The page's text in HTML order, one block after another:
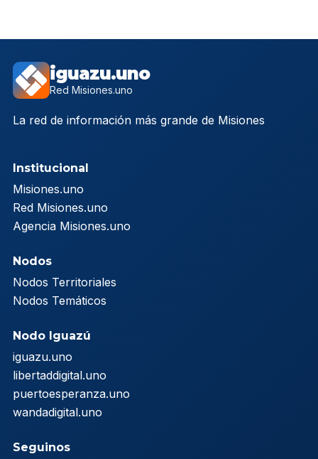
iguazu.uno
Red Misiones.uno
La red de información más grande de Misiones
Institucional
Misiones.uno
Red Misiones.uno
Agencia Misiones.uno
Nodos
Nodos Territoriales
Nodos Temáticos
Nodo Iguazú
iguazu.uno
libertaddigital.uno
puertoesperanza.uno
wandadigital.uno
Seguinos